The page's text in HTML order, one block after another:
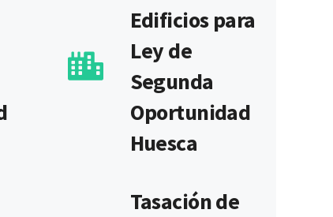
Edificios para
Ley de
Segunda
Oportunidad
Huesca
Tasación de